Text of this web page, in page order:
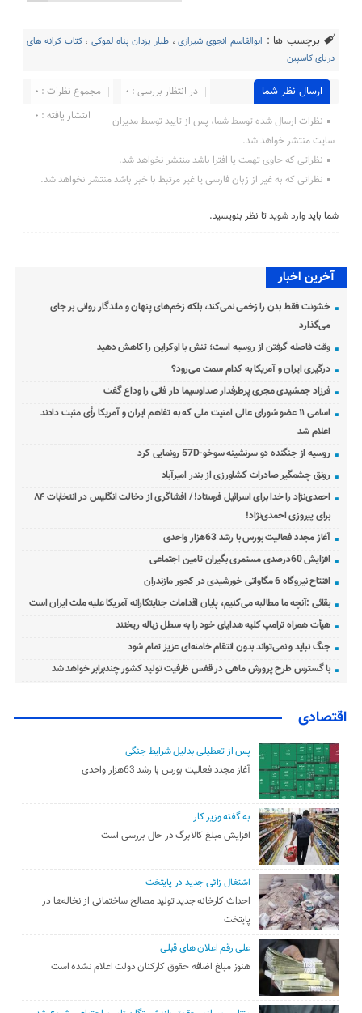
برچسب ها : ابوالقاسم انجوی شیرازی، طیار یزدان پناه لموکی ،کتاب کرانه های
دریای کاسپین
ارسال نظر شما مجموع نظرات : 0
در انتظار بررسی : 0
انتشار یافته : 0
نظرات ارسال شده توسط شما، پس از تایید توسط مدیران
سایت منتشر خواهد شد.
نظراتی که حاوی تهمت یا افترا باشد منتشر نخواهد شد.
نظراتی که به غیر از زبان فارسی یا غیر مرتبط با خبر باشد منتشر نخواهد شد.
شما بایدوارد شویدتا نظر بنویسید.
آخرین اخبار
خشونت فقط بدن را زخمی نمی‌کند، بلکه زخم‌های پنهان و ماندگار روانی بر جای
می‌گذارد
وقت فاصله گرفتن از روسیه است؛ تنش با اوکراین را کاهش دهید
درگیری ایران و آمریکا به کدام سمت می‌رود؟
فرزاد جمشیدی مجری پرطرفدار صداوسیما دار فانی را وداع گفت
اسامی ۱۱ عضو شورای عالی امنیت ملی که به تفاهم ایران و آمریکا رأی مثبت دادند
اعلام شد
روسیه از جنگنده دو سرنشینه سوخو-57D رونمایی کرد
رونق چشمگیر صادرات کشاورزی از بندر امیرآباد
احمدی‌نژاد را خدا برای اسرائیل فرستاد! / افشاگری از دخالت انگلیس در انتخابات ۸۴
برای پیروزی احمدی‌نژاد!
آغاز مجدد فعالیت بورس با رشد 63هزار واحدی
افزایش 60درصدی مستمری بگیران تامین اجتماعی
افتتاح نیروگاه 6 مگاواتی خورشیدی در کجور مازندران
بقائی :آنچه ما مطالبه می‌کنیم، پایان اقدامات جنایتکارانه آمریکا علیه ملت ایران است
هیأت همراه ترامپ کلیه هدایای خود را به سطل زباله ریختند
جنگ نباید و نمی‌تواند بدون انتقام خامنه‌ای عزیز تمام شود
با گسترس طرح پرورش ماهی در قفس ظرفیت تولید کشور چندبرابر خواهد شد
اقتصادی
پس از تعطیلی بدلیل شرایط جنگی
آغاز مجدد فعالیت بورس با رشد 63هزار واحدی
به گفته وزیر کار
افزایش مبلغ کالابرگ در حال بررسی است
اشتغال زائی جدید در پایتخت
احداث کارخانه جدید تولید مصالح ساختمانی از نخاله‌ها در
پایتخت
علی رقم اعلان های قبلی
هنوز مبلغ اضافه حقوق کارکنان دولت اعلام نشده است